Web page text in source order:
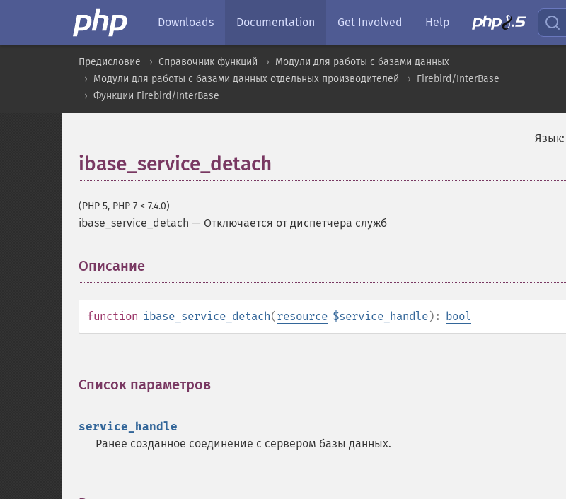
Downloads Documentation Get Involved Help
Предисловие Справочник функций
Модули для работы с базами данных
Модули для работы с базами данных отдельных производителей
Firebird/InterBase
Функции Firebird/InterBase
Язык:
ibase_service_detach
(PHP 5, PHP 7 < 7.4.0)
ibase_service_detach — Отключается от диспетчера служб
Описание
function ibase_service_detach(resource $service_handle): bool
Список параметров
service_handle
Ранее созданное соединение с сервером базы данных.